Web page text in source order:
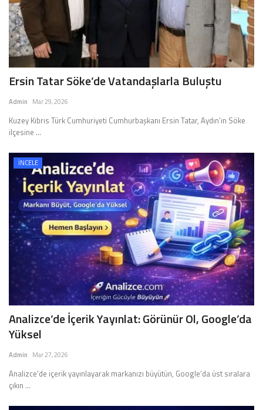
Ersin Tatar Söke’de Vatandaşlarla Buluştu
Admin Mar 29, 2026
Kuzey Kıbrıs Türk Cumhuriyeti Cumhurbaşkanı Ersin Tatar, Aydın’ın Söke
ilçesine ...
İNCELE
Analizce’de İçerik Yayınlat: Görünür Ol, Google’da
Yüksel
Admin Mar 27, 2026
Analizce’de içerik yayınlayarak markanızı büyütün, Google’da üst sıralara
çıkın ...